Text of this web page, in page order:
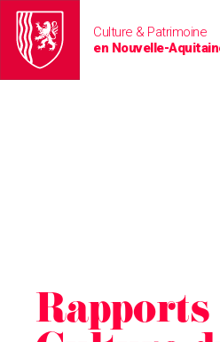
Culture & Patrimoine
en Nouvelle-